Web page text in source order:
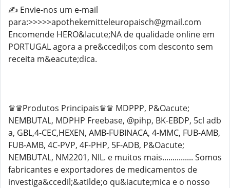
✍️ Envie-nos um e-mail
para:>>>>>apothekemitteleuropaisch@gmail.com
Encomende HERO&Iacute;NA de qualidade online em
PORTUGAL agora a pre&ccedil;os com desconto sem
receita m&eacute;dica.
♛♛Produtos Principais♛♛ MDPPP, P&Oacute;
NEMBUTAL, MDPHP Freebase, @pihp, BK-EBDP, 5cl adb
a, GBL,4-CEC,HEXEN, AMB-FUBINACA, 4-MMC, FUB-AMB,
FUB-AMB, 4C-PVP, 4F-PHP, 5F-ADB, P&Oacute;
NEMBUTAL, NM2201, NIL. e muitos mais............... Somos
fabricantes e exportadores de medicamentos de
investiga&ccedil;&atilde;o qu&iacute;mica e o nosso